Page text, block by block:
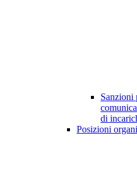
Sanzioni
di
Posizioni